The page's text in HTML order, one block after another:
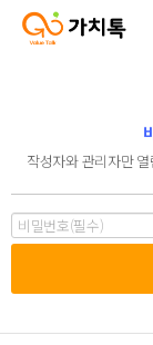
작성자와 관리자만